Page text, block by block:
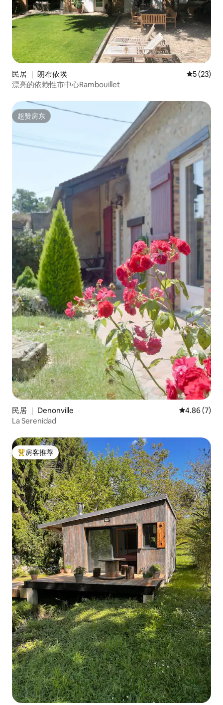
民居 ｜ 朗布依埃 平均评分
5 (23)
漂亮的依赖性市中心Rambouillet
超赞房东
超赞房东
民居 ｜ Denonville 平均评分
4.86 (7)
La Serenidad
热门「房客推荐」
房客推荐